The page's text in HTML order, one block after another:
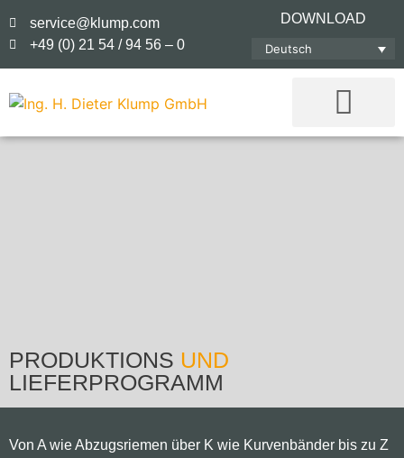
service@klump.com
+49 (0) 21 54 / 94 56 – 0
DOWNLOAD
Deutsch
PRODUKTIONS UND
LIEFERPROGRAMM
Von A wie Abzugsriemen über K wie Kurvenbänder bis zu Z